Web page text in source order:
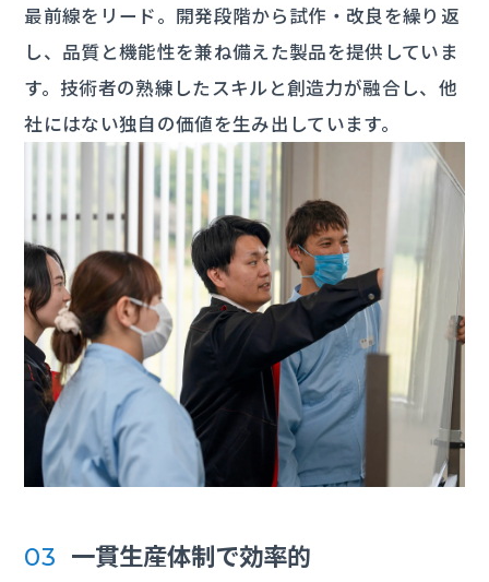
最前線をリード。開発段階から試作・改良を繰り返
し、品質と機能性を兼ね備えた製品を提供していま
す。技術者の熟練したスキルと創造力が融合し、他
社にはない独自の価値を生み出しています。
03 一貫生産体制で効率的